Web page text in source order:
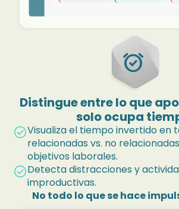
Distingue entre lo que
solo ocupa
alarm_on
check_circleVisualiza el tiempo invertido en
relacionadas vs. no
objetivos laborales.
check_circleDetecta distracciones y
improductivas.
No todo lo que se hace